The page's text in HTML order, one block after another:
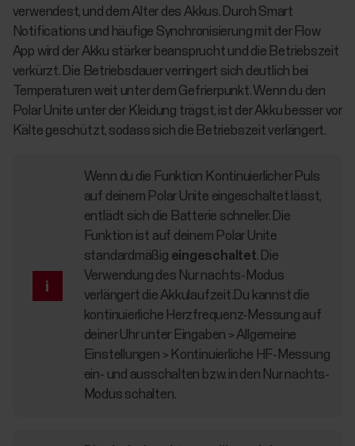
verwendest, und dem Alter des Akkus. Durch Smart
Notifications und häufige Synchronisierung mit der Flow
App wird der Akku stärker beansprucht und die Betriebszeit
verkürzt. Die Betriebsdauer verringert sich deutlich bei
Temperaturen weit unter dem Gefrierpunkt. Wenn du den
Polar Unite unter der Kleidung trägst, ist der Akku besser vor
Kälte geschützt, sodass sich die Betriebszeit verlängert.
Wenn du die Funktion Kontinuierlicher Puls
auf deinem Polar Unite eingeschaltet lässt,
entlädt sich die Batterie schneller. Die
Funktion ist auf deinem Polar Unite
standardmäßig eingeschaltet. Die
Verwendung des Nur nachts-Modus
verlängert die Akkulaufzeit.Du kannst die
kontinuierliche Herzfrequenz-Messung auf
deiner Uhr unter Eingaben > Allgemeine
Einstellungen > Kontinuierliche HF-Messung
ein- und ausschalten bzw. in den Nur nachts-
Modus schalten.